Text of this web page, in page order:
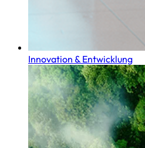
Innovation & Entwicklung